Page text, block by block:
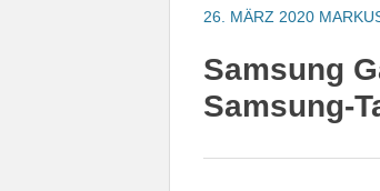
26. MÄRZ 2020
Samsung
Samsung-